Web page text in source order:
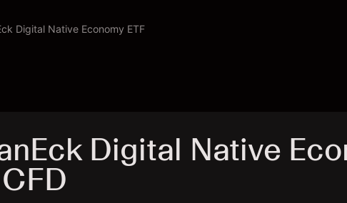
Digital Native Economy ETF
Digital Native